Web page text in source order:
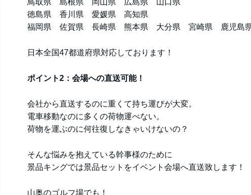
徳島県 香川県 愛媛県 高知県
福岡県 佐賀県 長崎県 熊本県 大分県 宮崎県 鹿児島
日本全国47都道府県対応しております！
ポイント2：会場への直送可能！
会社から直送するのに重くて持ち運びが大変。
電車移動なのに多くの荷物運べない。
荷物を運ぶのに何往復しなきゃいけないの？
そんな悩みを抱えている幹事様のために
景品キングでは景品セットをイベント会場へ直送致します！
山奥のゴルフ場でも！